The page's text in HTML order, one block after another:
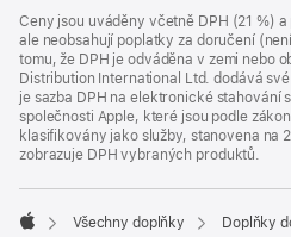
Ceny jsou uváděny včetně DPH (21 %)
ale neobsahují poplatky za doručení
tomu, že DPH je odváděna v zemi nebo
Distribution International Ltd. dodává
je sazba DPH na elektronické stahování
společnosti Apple, které jsou podle
klasifikovány jako služby, stanovena na
zobrazuje DPH vybraných produktů.
Všechny doplňky
Doplňky